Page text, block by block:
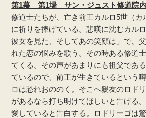
第1幕 第1場 サン・ジュスト修道院内
修道士たちが、亡き前王カルロ5世（カ
に祈りを捧げている。悲嘆に沈むカル
彼女を見た、そしてあの笑顔は」で、
れた恋の悩みを歌う。その時ある修道
てくる。その声があまりにも祖父であ
ているので、前王が生きているという
ロは恐れおののく。そこへ親友のロド
があるなら打ち明けてほしいと告げる
愛していると告白する。ロドリーゴは